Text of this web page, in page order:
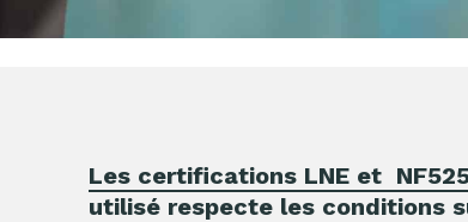
Les certifications LNE et
utilisé respecte les conditions